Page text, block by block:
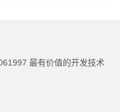
最有价值的开发技术